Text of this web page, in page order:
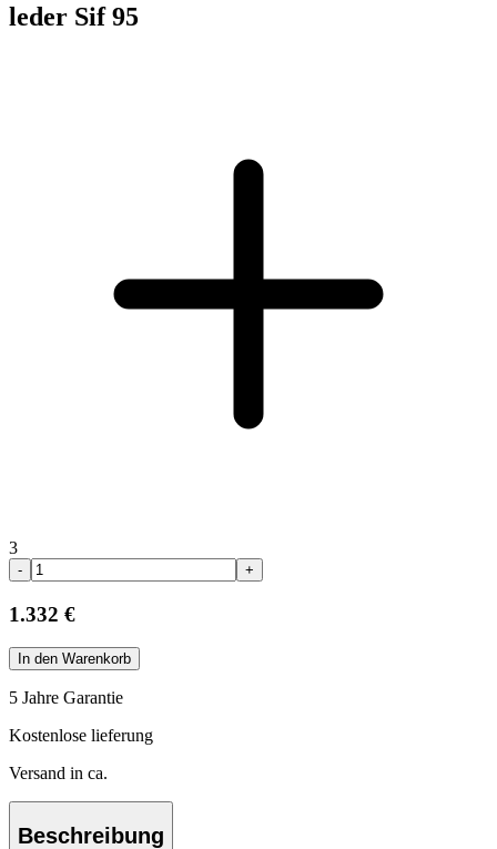
leder Sif 95
3
- +
1.332 €
In den Warenkorb
5 Jahre Garantie
Kostenlose lieferung
Versand in ca.
Beschreibung